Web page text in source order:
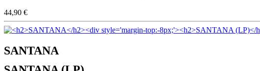
44,90 €
SANTANA